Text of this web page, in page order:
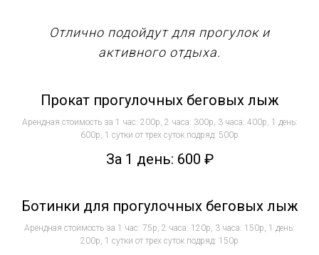
Отлично подойдут для прогулок и
активного отдыха.
Прокат прогулочных беговых лыж
Арендная стоимость за 1 час: 200р, 2 часа: 300р, 3 часа: 400р, 1 день:
600р, 1 сутки от трех суток подряд: 500р
За 1 день: 600 ₽
Ботинки для прогулочных беговых лыж
Арендная стоимость за 1 час: 75р, 2 часа: 120р, 3 часа: 150р, 1 день:
200р, 1 сутки от трех суток подряд: 150р